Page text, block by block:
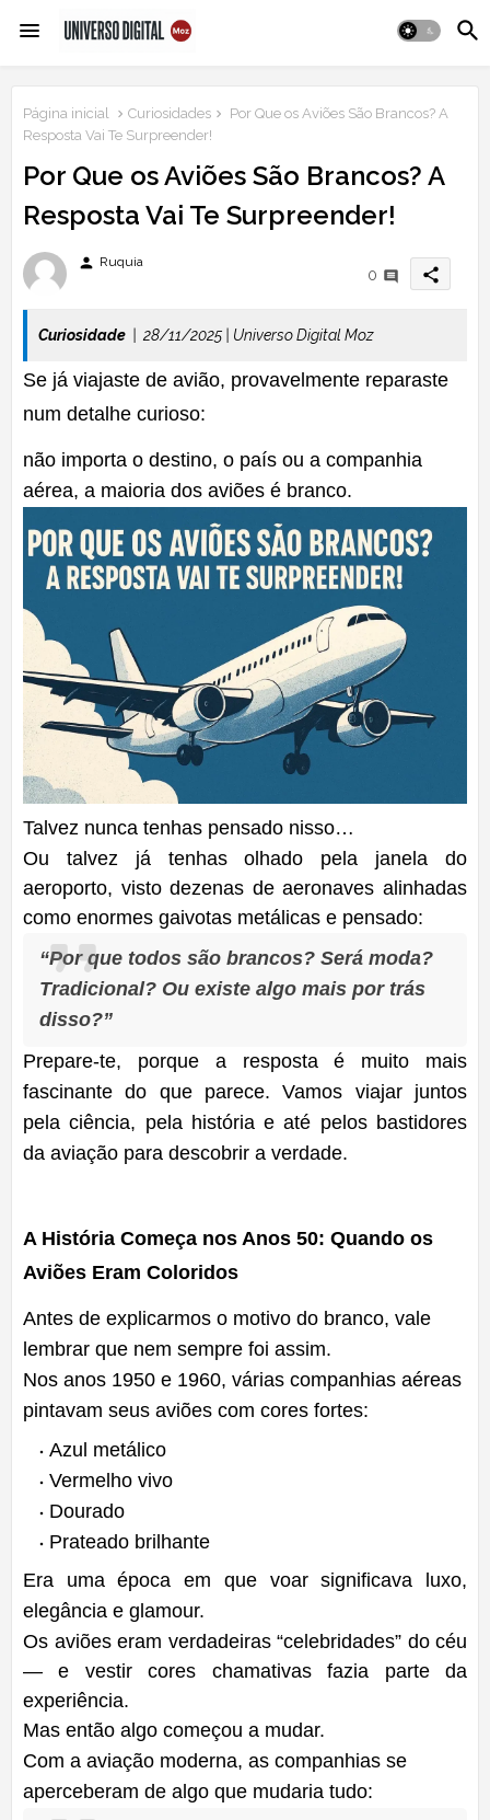
Página inicial Curiosidades
Por Que os Aviões São Brancos? A
Resposta Vai Te Surpreender!
Por Que os Aviões São Brancos? A
Resposta Vai Te Surpreender!
person Ruquia
0 share
Curiosidade | 28/11/2025 | Universo Digital Moz
Se já viajaste de avião, provavelmente reparaste
num detalhe curioso:
não importa o destino, o país ou a companhia
aérea, a maioria dos aviões é branco.
Talvez nunca tenhas pensado nisso…
Ou talvez já tenhas olhado pela janela do
aeroporto, visto dezenas de aeronaves alinhadas
como enormes gaivotas metálicas e pensado:
“Por que todos são brancos? Será moda?
Tradicional? Ou existe algo mais por trás
disso?”
Prepare-te, porque a resposta é muito mais
fascinante do que parece. Vamos viajar juntos
pela ciência, pela história e até pelos bastidores
da aviação para descobrir a verdade.
A História Começa nos Anos 50: Quando os
Aviões Eram Coloridos
Antes de explicarmos o motivo do branco, vale
lembrar que nem sempre foi assim.
Nos anos 1950 e 1960, várias companhias aéreas
pintavam seus aviões com cores fortes:
Azul metálico
Vermelho vivo
Dourado
Prateado brilhante
Era uma época em que voar significava luxo,
elegância e glamour.
Os aviões eram verdadeiras “celebridades” do céu
— e vestir cores chamativas fazia parte da
experiência.
Mas então algo começou a mudar.
Com a aviação moderna, as companhias se
aperceberam de algo que mudaria tudo: